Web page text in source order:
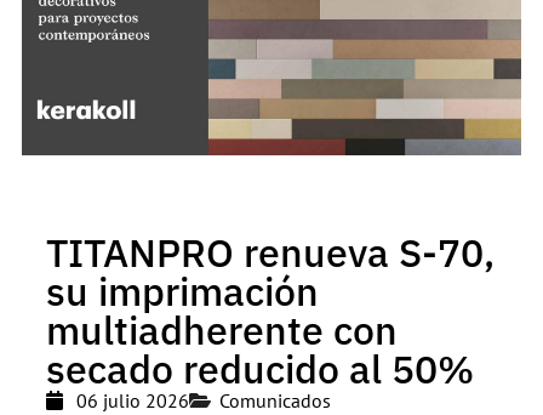
TITANPRO renueva S-70,
su imprimación
multiadherente con
secado reducido al 50%
06 julio 2026 Comunicados